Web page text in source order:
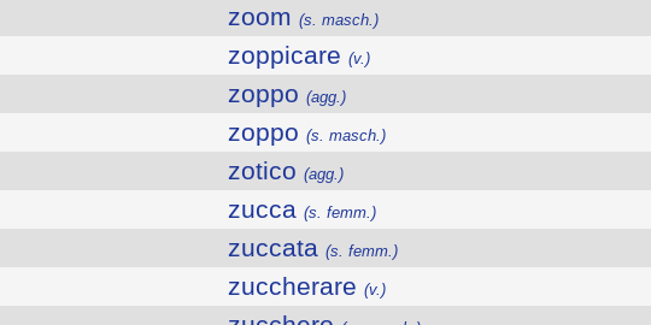
zoom (s. masch.)
zoppicare (v.)
zoppo (agg.)
zoppo (s. masch.)
zotico (agg.)
zucca (s. femm.)
zuccata (s. femm.)
zuccherare (v.)